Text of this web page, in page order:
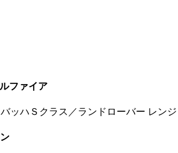
ファイア
ッハＳクラス／ランドローバー レン